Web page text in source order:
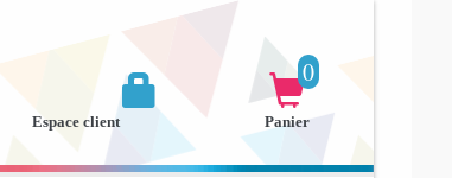
0

Panier

Espace client